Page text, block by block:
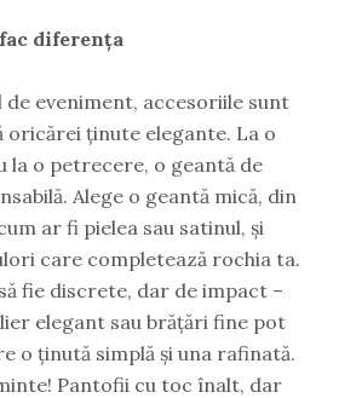
diferența
eveniment, accesoriile sunt
oricărei ținute elegante. La o
la o petrecere, o geantă de
Alege o geantă mică, din
ar fi pielea sau satinul, și
care completează rochia ta.
fie discrete, dar de impact –
elegant sau brățări fine pot
o ținută simplă și una rafinată.
Pantofii cu toc înalt, dar